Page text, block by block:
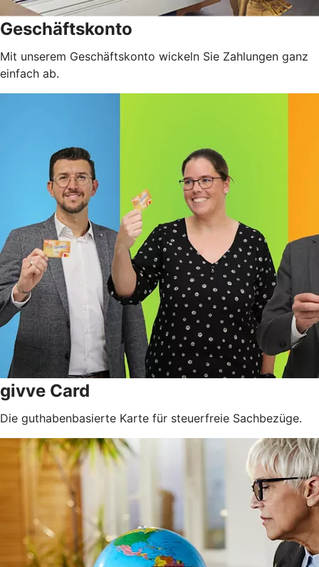
Geschäftskonto
Mit unserem Geschäftskonto wickeln Sie Zahlungen ganz
einfach ab.
givve Card
Die guthabenbasierte Karte für steuerfreie Sachbezüge.